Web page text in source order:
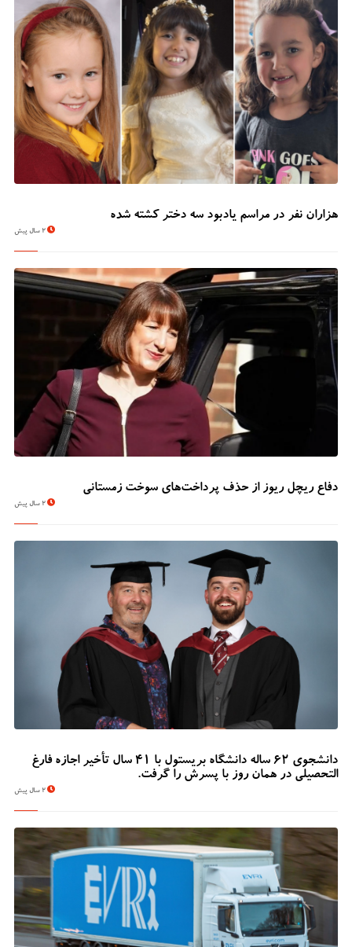
هزاران نفر در مراسم یادبود سه دختر کشته شده
2 سال پیش
دفاع ریچل ریوز از حذف پرداخت‌های سوخت زمستانی
2 سال پیش
دانشجوی 62 ساله دانشگاه بریستول با 41 سال تأخیر اجازه فارغ
التحصیلی در همان روز با پسرش را گرفت.
2 سال پیش